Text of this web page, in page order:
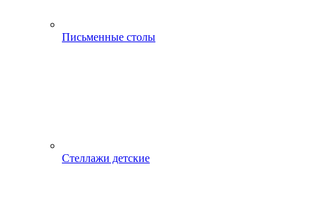
Письменные столы
Стеллажи детские